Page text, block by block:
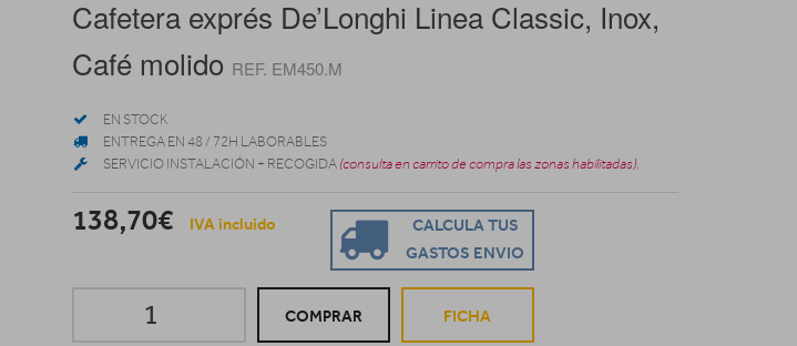
Cafetera exprés De’Longhi Linea Classic, Inox,
Café molido REF. EM450.M
EN STOCK
ENTREGA EN 48 / 72H LABORABLES
SERVICIO INSTALACIÓN + RECOGIDA (consulta en carrito de compra las zonas habilitadas).
138,70€ IVA incluido
CALCULA TUS
GASTOS ENVIO
COMPRAR FICHA